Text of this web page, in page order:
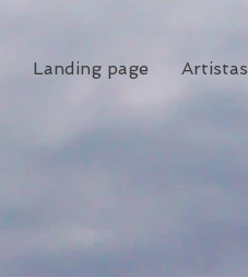
Landing page Artistas